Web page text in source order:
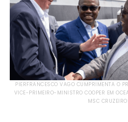
PIERFRANCESCO VAGO CUMPRIMENTA O
VICE-PRIMEIRO-MINISTRO COOPER EM
MSC